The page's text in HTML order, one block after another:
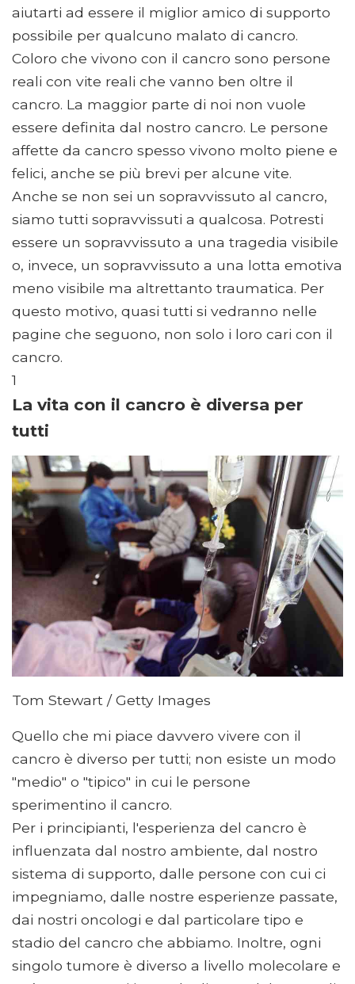
aiutarti ad essere il miglior amico di supporto
possibile per qualcuno malato di cancro.
Coloro che vivono con il cancro sono persone
reali con vite reali che vanno ben oltre il
cancro. La maggior parte di noi non vuole
essere definita dal nostro cancro. Le persone
affette da cancro spesso vivono molto piene e
felici, anche se più brevi per alcune vite.
Anche se non sei un sopravvissuto al cancro,
siamo tutti sopravvissuti a qualcosa. Potresti
essere un sopravvissuto a una tragedia visibile
o, invece, un sopravvissuto a una lotta emotiva
meno visibile ma altrettanto traumatica. Per
questo motivo, quasi tutti si vedranno nelle
pagine che seguono, non solo i loro cari con il
cancro.
1
La vita con il cancro è diversa per
tutti
Tom Stewart / Getty Images
Quello che mi piace davvero vivere con il
cancro è diverso per tutti; non esiste un modo
"medio" o "tipico" in cui le persone
sperimentino il cancro.
Per i principianti, l'esperienza del cancro è
influenzata dal nostro ambiente, dal nostro
sistema di supporto, dalle persone con cui ci
impegniamo, dalle nostre esperienze passate,
dai nostri oncologi e dal particolare tipo e
stadio del cancro che abbiamo. Inoltre, ogni
singolo tumore è diverso a livello molecolare e